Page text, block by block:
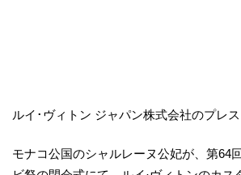
ルイ･ヴィトン ジャパン株式会社のプレ
モナコ公国のシャルレーヌ公妃が、第64